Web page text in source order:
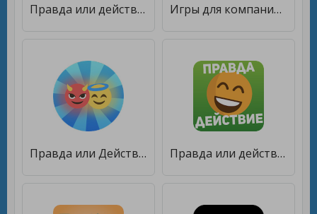
Правда или действие игра. Игры для компании [Много монет] Игры для компании: Правда или Действие [Много денег]
Правда или Действие 2020 [Много монет] Правда или действие — игра для взрослых 18+ & 21+ [Бесплатные покупки]